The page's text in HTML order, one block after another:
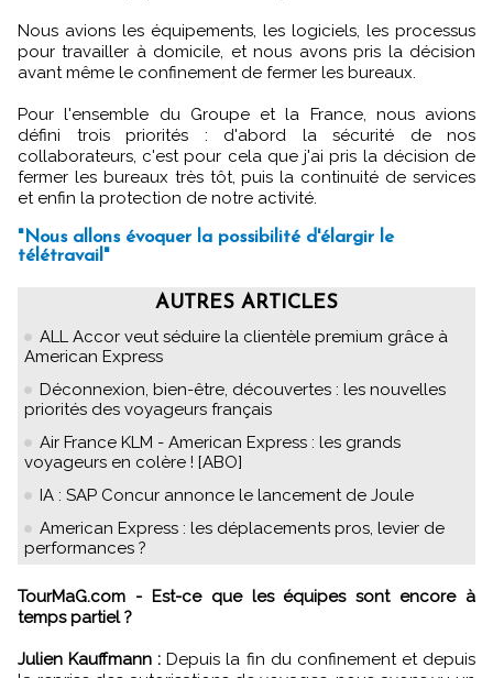
Nous avions les équipements, les logiciels, les processus
pour travailler à domicile, et nous avons pris la décision
avant même le confinement de fermer les bureaux.
Pour l'ensemble du Groupe et la France, nous avions
défini trois priorités : d'abord la sécurité de nos
collaborateurs, c'est pour cela que j'ai pris la décision de
fermer les bureaux très tôt, puis la continuité de services
et enfin la protection de notre activité.
"Nous allons évoquer la possibilité d'élargir le
télétravail"
AUTRES ARTICLES
ALL Accor veut séduire la clientèle premium grâce à
American Express
Déconnexion, bien-être, découvertes : les nouvelles
priorités des voyageurs français
Air France KLM - American Express : les grands
voyageurs en colère ! [ABO]
IA : SAP Concur annonce le lancement de Joule
American Express : les déplacements pros, levier de
performances ?
TourMaG.com - Est-ce que les équipes sont encore à
temps partiel ?
Julien Kauffmann : Depuis la fin du confinement et depuis